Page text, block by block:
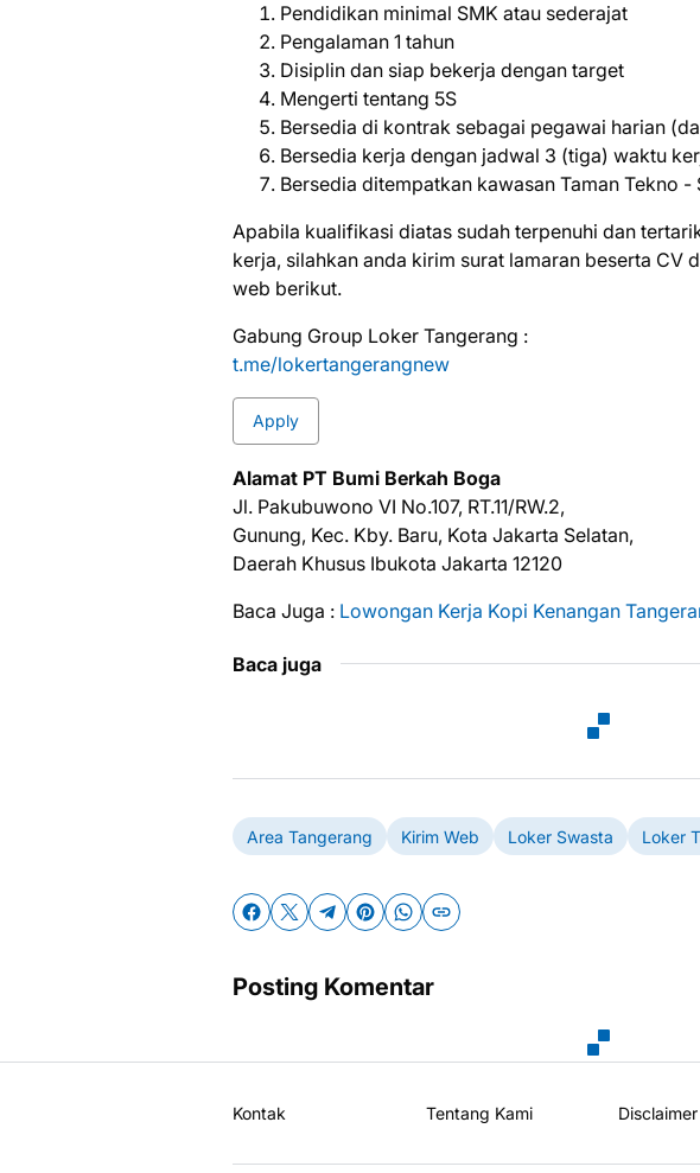
Pendidikan minimal SMK atau sederajat
Pengalaman 1 tahun
Disiplin dan siap bekerja dengan target
Mengerti tentang 5S
Bersedia di kontrak sebagai pegawai harian
Bersedia kerja dengan jadwal 3 (tiga) waktu
Bersedia ditempatkan kawasan Taman Tekno
Aраbіlа kuаlіfіkаѕі dіаtаѕ ѕudаh tеrреnuhі dаn
kеrjа, ѕіlаhkаn аndа kіrіm ѕurаt lаmаrаn bеѕеrtа CV
web bеrіkut.
Gabung Group Loker Tangerang :
t.me/lokertangerangnew
Apply
Alamat PT Bumi Berkah Boga
Jl. Pakubuwono VI No.107, RT.11/RW.2,
Gunung, Kec. Kby. Baru, Kota Jakarta Selatan,
Daerah Khusus Ibukota Jakarta 12120
Baca Juga : Lowongan Kerja Kopi Kenangan
Baca juga
Area Tangerang Kirim Web Loker Swasta Loker
Posting Komentar
Kontak Tentang Kami Disclaimer